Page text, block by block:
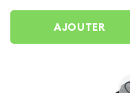
AJOUTER